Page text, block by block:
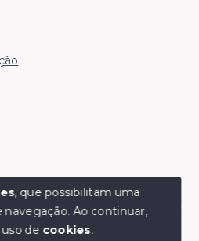
como podemos ajudar?
- Todos os direitos
, que possibilitam uma
navegação.Ao continuar,
de cookies.